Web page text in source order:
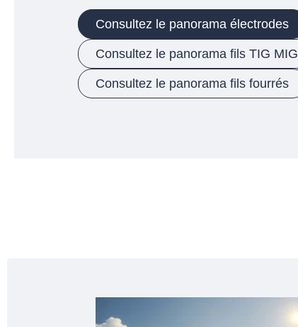
Consultez le panorama électrodes
Consultez le panorama fils TIG MIG
Consultez le panorama fils fourrés